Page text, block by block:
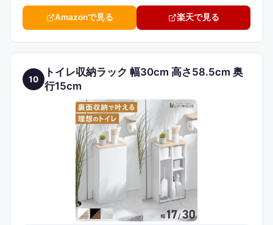
Amazonで見る 楽天で見る
10
トイレ収納ラック 幅30cm 高さ58.5cm 奥
行15cm